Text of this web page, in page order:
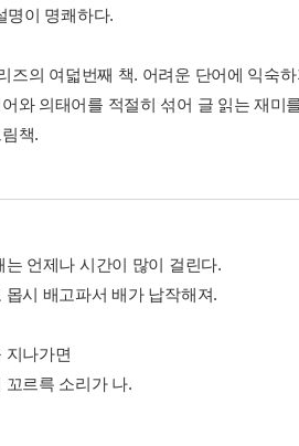
명이 명쾌하다.
즈의 여덟번째 책. 어려운 단어에 익숙
와 의태어를 적절히 섞어 글 읽는 재미
책.
는 언제나 시간이 많이 걸린다.
몹시 배고파서 배가 납작해져.
지나가면
꼬르륵 소리가 나.